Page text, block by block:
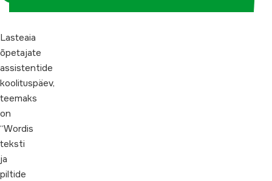
Lasteaia
õpetajate
assistentide
koolituspäev,
teemaks
on
“Wordis
teksti
ja
piltide